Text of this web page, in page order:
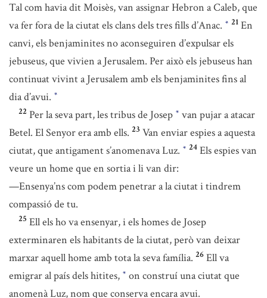
Tal com havia dit Moisès, van assignar Hebron a Caleb, que
va fer fora de la ciutat els clans dels tres fills d’Anac. * 21 En
canvi, els benjaminites no aconseguiren d’expulsar els
jebuseus, que vivien a Jerusalem. Per això els jebuseus han
continuat vivint a Jerusalem amb els benjaminites fins al
dia d’avui. *
22 Per la seva part, les tribus de Josep * van pujar a atacar
Betel. El Senyor era amb ells. 23 Van enviar espies a aquesta
ciutat, que antigament s’anomenava Luz. * 24 Els espies van
veure un home que en sortia i li van dir:
—Ensenya’ns com podem penetrar a la ciutat i tindrem
compassió de tu.
25 Ell els ho va ensenyar, i els homes de Josep
exterminaren els habitants de la ciutat, però van deixar
marxar aquell home amb tota la seva família. 26 Ell va
emigrar al país dels hitites, * on construí una ciutat que
anomenà Luz, nom que conserva encara avui.